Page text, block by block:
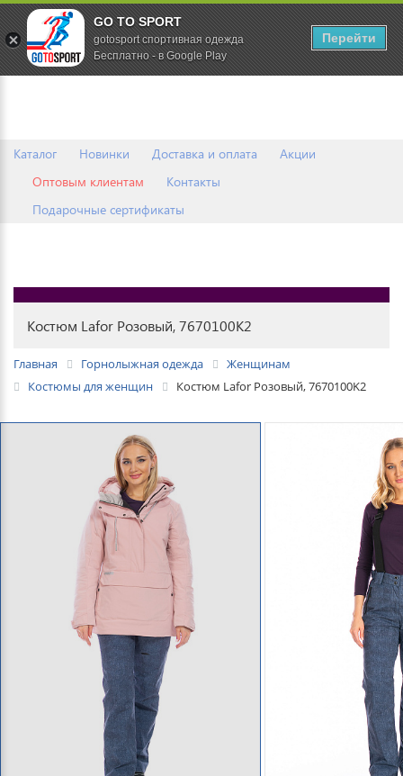
Каталог Новинки Доставка и оплата
Акции
Оптовым клиентам
Контакты
Подарочные сертификаты
0
Костюм Lafor Розовый, 7670100K2
Главная Горнолыжная одежда
Женщинам
Костюмы для женщин
Костюм Lafor Розовый, 7670100K2
GO TO SPORT
gotosport спортивная одежда
Бесплатно - в Google Play
Перейти